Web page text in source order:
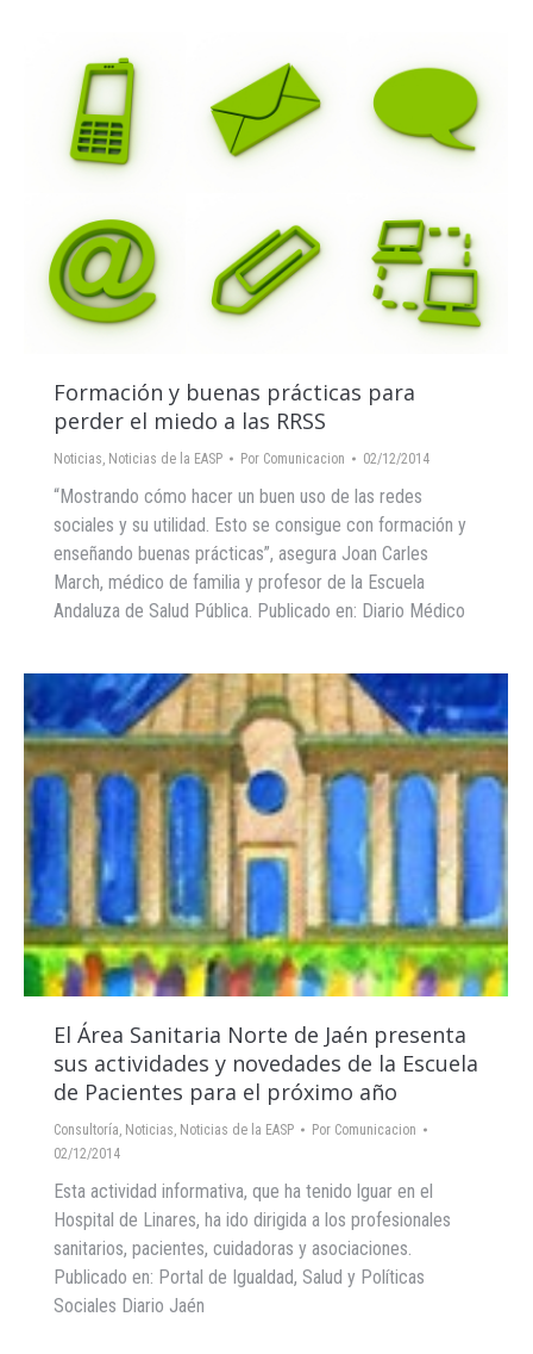
Formación y buenas prácticas para
perder el miedo a las RRSS
Noticias, Noticias de la EASP Por Comunicacion 02/12/2014
“Mostrando cómo hacer un buen uso de las redes
sociales y su utilidad. Esto se consigue con formación y
enseñando buenas prácticas”, asegura Joan Carles
March, médico de familia y profesor de la Escuela
Andaluza de Salud Pública. Publicado en: Diario Médico
El Área Sanitaria Norte de Jaén presenta
sus actividades y novedades de la Escuela
de Pacientes para el próximo año
Consultoría, Noticias, Noticias de la EASP Por Comunicacion
02/12/2014
Esta actividad informativa, que ha tenido lguar en el
Hospital de Linares, ha ido dirigida a los profesionales
sanitarios, pacientes, cuidadoras y asociaciones.
Publicado en: Portal de Igualdad, Salud y Políticas
Sociales Diario Jaén